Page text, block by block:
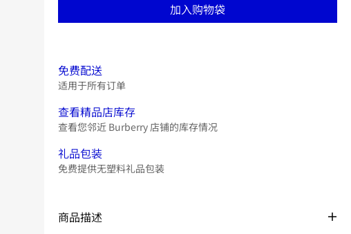
加入购物袋
免费配送
适用于所有订单
查看精品店库存
查看您邻近 Burberry 店铺的库存情况
礼品包装
免费提供无塑料礼品包装
商品描述